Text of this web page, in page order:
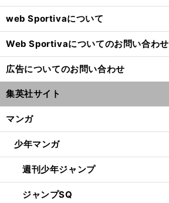
web Sportivaについて
Web Sportivaについてのお問い合わせ
広告についてのお問い合わせ
集英社サイト
マンガ
少年マンガ
週刊少年ジャンプ
ジャンプSQ